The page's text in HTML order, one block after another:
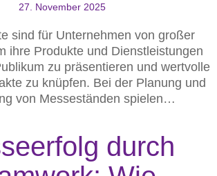
27. November 2025
sind für Unternehmen von großer
ihre Produkte und Dienstleistungen
zu präsentieren und wertvolle
zu knüpfen. Bei der Planung und
von Messeständen spielen…
durch